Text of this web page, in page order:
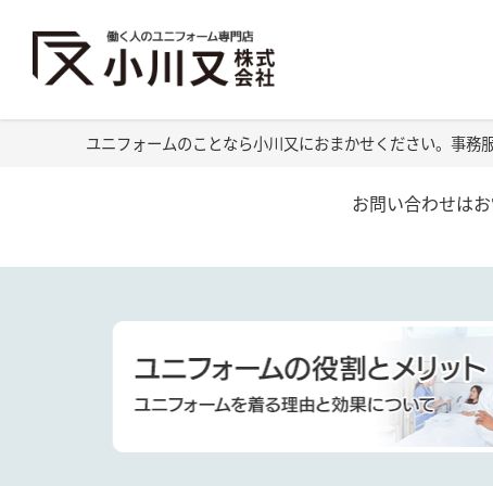
ユニフォームのことなら小川又におまかせください。事務
お問い合わせは